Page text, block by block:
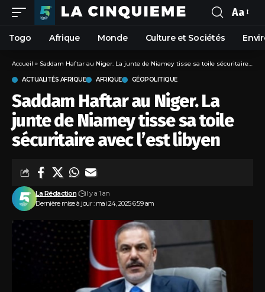
Aa
Togo Afrique Monde Culture et Sociétés
Accueil » Saddam Haftar au Niger. La junte de Niamey tisse sa toile sécuritaire avec l’est libyen
ACTUALITÉS AFRIQUE AFRIQUE GÉOPOLITIQUE
Saddam Haftar au Niger. La
junte de Niamey tisse sa toile
sécuritaire avec l’est libyen
Dernière mise à jour : mai 24, 2025 6:59 am
La Rédaction il y a 1 an